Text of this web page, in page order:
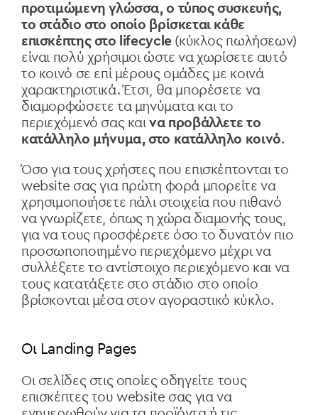
προτιμώμενη γλώσσα, ο τύπος συσκευής,
το στάδιο στο οποίο βρίσκεται κάθε
επισκέπτης στο lifecycle(κύκλος πωλήσεων)
είναι πολύ χρήσιμοι ώστε να χωρίσετε αυτό
το κοινό σε επί μέρους ομάδες με κοινά
χαρακτηριστικά. Έτσι, θα μπορέσετε να
διαμορφώσετε τα μηνύματα και το
περιεχόμενό σας καινα προβάλλετε το
κατάλληλο μήνυμα, στο κατάλληλο κοινό.
Όσο για τους χρήστες που επισκέπτονται το
website σας για πρώτη φορά μπορείτε να
χρησιμοποιήσετε πάλι στοιχεία που πιθανό
να γνωρίζετε, όπως η χώρα διαμονής τους,
για να τους προσφέρετε όσο το δυνατόν πιο
προσωποποιημένο περιεχόμενο μέχρι να
συλλέξετε το αντίστοιχο περιεχόμενο και να
τους κατατάξετε στο στάδιο στο οποίο
βρίσκονται μέσα στον αγοραστικό κύκλο.
Οι Landing Pages
Οι σελίδες στις οποίες οδηγείτε τους
επισκέπτες του website σας για να